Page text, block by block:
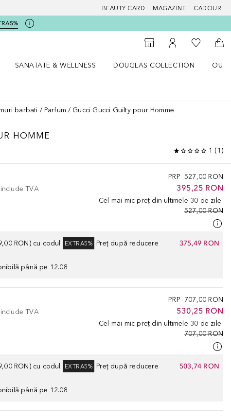
BEAUTY CARD MAGAZINE CADOURI
Douglas
Către Găsire magazin
Către Contul meu
Către
SANATATE & WELLNESS
DOUGLAS COLLECTION
barbati Parfum Gucci Gucci Guilty pour Homme
HOMME
1 ( 1 )
PRP 527,00 RON
395,25 RON
Cel mai mic preț din ultimele 30 de zile
527,00 RON
TVA
RON) cu codul EXTRA5% Preț după reducere 375,49 RON
până pe 12.08
PRP 707,00 RON
530,25 RON
Cel mai mic preț din ultimele 30 de zile
707,00 RON
TVA
RON) cu codul EXTRA5% Preț după reducere 503,74 RON
până pe 12.08